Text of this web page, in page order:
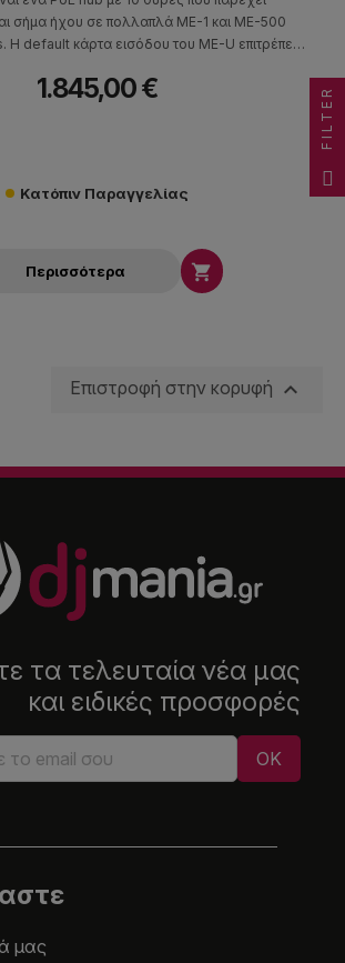
σήμα ήχου σε πολλαπλά ME-1 και ME-500
default κάρτα εισόδου του ME-U επιτρέπει
Allen & Heath dLive, SQ και Qu.
1.845,00 €
Κατόπιν Παραγγελίας
Περισσότερα 
Επιστροφή στην κορυφή 
τα τελευταία νέα μας
και ειδικές προσφορές
μας
FILTER